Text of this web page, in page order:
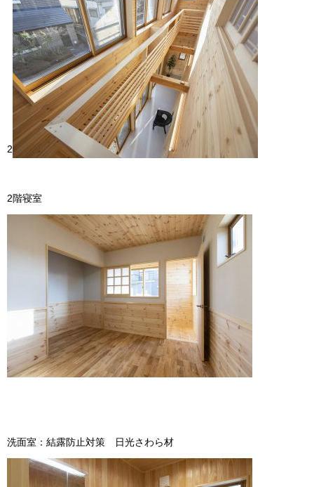
2
2階寝室
洗面室：結露防止対策 日光さわら材